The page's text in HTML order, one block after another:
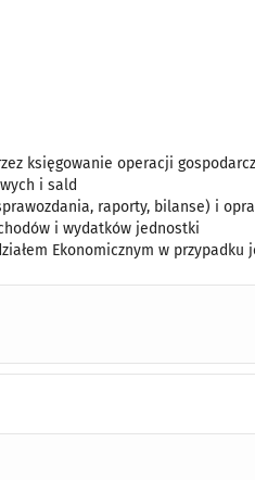
księgowanie operacji
i sald
raporty, bilanse) i
i wydatków jednostki
Ekonomicznym w przypadku